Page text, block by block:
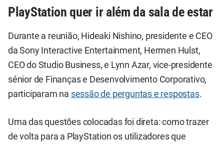
PlayStation quer ir além da sala de estar
Durante a reunião, Hideaki Nishino, presidente e CEO
da Sony Interactive Entertainment, Hermen Hulst,
CEO do Studio Business, e Lynn Azar, vice-presidente
sénior de Finanças e Desenvolvimento Corporativo,
participaram na sessão de perguntas e respostas.
Uma das questões colocadas foi direta: como trazer
de volta para a PlayStation os utilizadores que